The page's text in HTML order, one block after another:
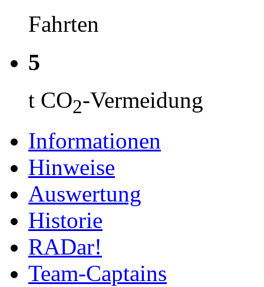
Fahrten
5
t CO2-Vermeidung
Informationen
Hinweise
Auswertung
Historie
RADar!
Team-Captains